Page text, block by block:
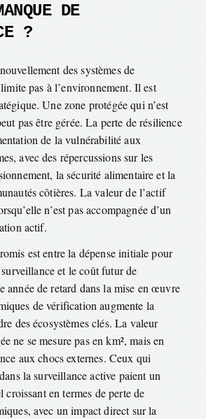
DE
?
des systèmes de
pas à l’environnement. Il est
Une zone protégée qui n’est
pas être gérée. La perte de résilience
de la vulnérabilité aux
avec des répercussions sur les
la sécurité alimentaire et la
côtières. La valeur de l’actif
n’est pas accompagnée d’un
actif.
est entre la dépense initiale pour
et le coût futur de
année de retard dans la mise en œuvre
de vérification augmente la
des écosystèmes clés. La valeur
ne se mesure pas en km², mais en
aux chocs externes. Ceux qui
la surveillance active paient un
en termes de perte de
avec un impact direct sur la